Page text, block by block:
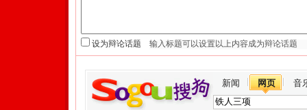
设为辩论话题
新闻 网页 音